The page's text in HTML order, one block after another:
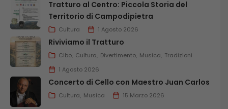
Tratturo al Centro: Piccola Storia del
Territorio di Campodipietra
Cultura 1 Agosto 2026
Riviviamo il Tratturo
Cibo Cultura Divertimento Musica Tradizioni
1 Agosto 2026
Concerto di Cello con Maestro Juan Carlos
Cultura Musica 15 Marzo 2026